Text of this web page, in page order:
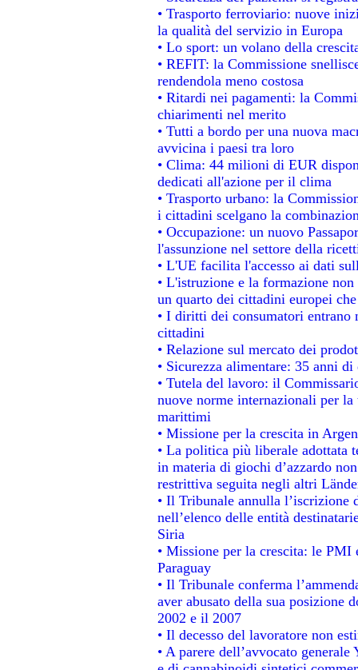
• Trasporto ferroviario: nuove
la qualità del servizio in Europa
• Lo sport: un volano della
• REFIT: la Commissione
rendendola meno costosa
• Ritardi nei pagamenti: la
chiarimenti nel merito
• Tutti a bordo per una nuova
avvicina i paesi tra loro
• Clima: 44 milioni di EUR
dedicati all'azione per il clima
• Trasporto urbano: la
i cittadini scelgano la
• Occupazione: un nuovo
l'assunzione nel settore della
• L'UE facilita l'accesso ai dati
• L'istruzione e la formazione
un quarto dei cittadini europei
• I diritti dei consumatori
cittadini
• Relazione sul mercato dei
• Sicurezza alimentare: 35 anni
• Tutela del lavoro: il
nuove norme internazionali per
marittimi
• Missione per la crescita in
• La politica più liberale adottata
in materia di giochi d’azzardo
restrittiva seguita negli altri
• Il Tribunale annulla
nell’elenco delle entità
Siria
• Missione per la crescita: le
Paraguay
• Il Tribunale conferma
aver abusato della sua posizione
2002 e il 2007
• Il decesso del lavoratore non
• A parere dell’avvocato